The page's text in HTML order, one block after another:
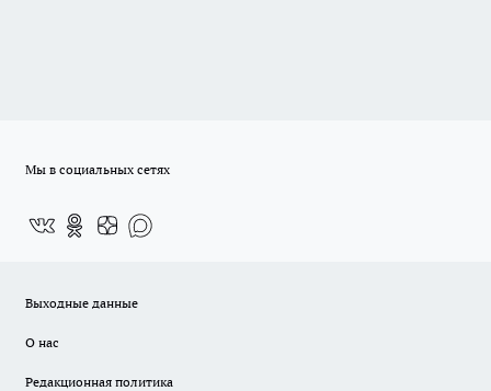
Мы в социальных сетях
Выходные данные
О нас
Редакционная политика